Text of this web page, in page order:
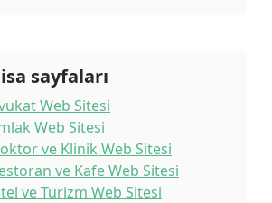
sayfaları
Web Sitesi
Web Sitesi
ve Klinik Web Sitesi
ve Kafe Web Sitesi
ve Turizm Web Sitesi